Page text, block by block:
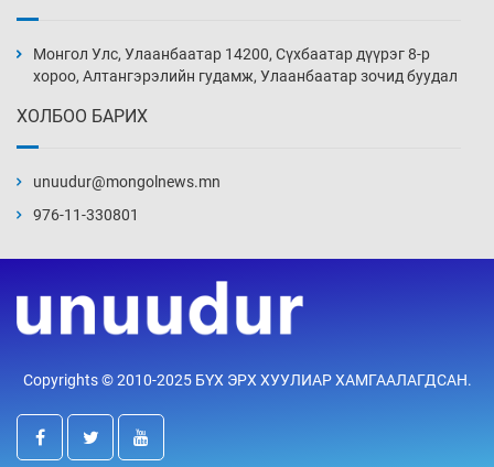
14 цаг 3 мин
14 цаг 33 мин
14 цаг 48 мин
бүртгэлийг энэ баасан гарагт эхлүүлнэ
15 цаг 3 мин
Монгол Улс, Улаанбаатар 14200, Сүхбаатар дүүрэг 8-р
хороо, Алтангэрэлийн гудамж, Улаанбаатар зочид буудал
ХОЛБОО БАРИХ
unuudur@mongolnews.mn
976-11-330801
Copyrights © 2010-2025 БҮХ ЭРХ ХУУЛИАР ХАМГААЛАГДСАН.